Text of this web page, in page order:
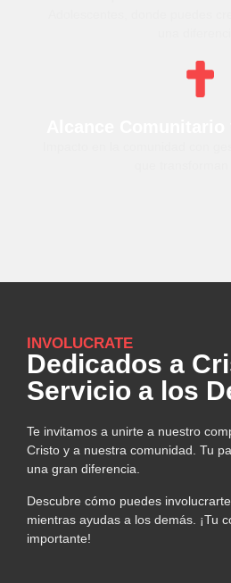
INVOLUCRATE
Dedicados a
Servicio a los
Te invitamos a unirte a nuestro
Cristo y a nuestra comunidad. Tu
una gran diferencia.
Descubre cómo puedes
mientras ayudas a los demás. ¡Tu
importante!